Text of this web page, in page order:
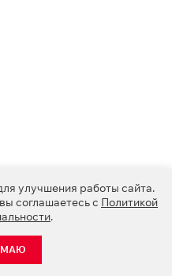
улучшения работы сайта.
соглашаетесь с Политикой
.